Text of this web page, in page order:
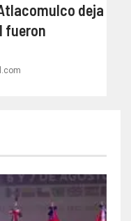
deja
fueron